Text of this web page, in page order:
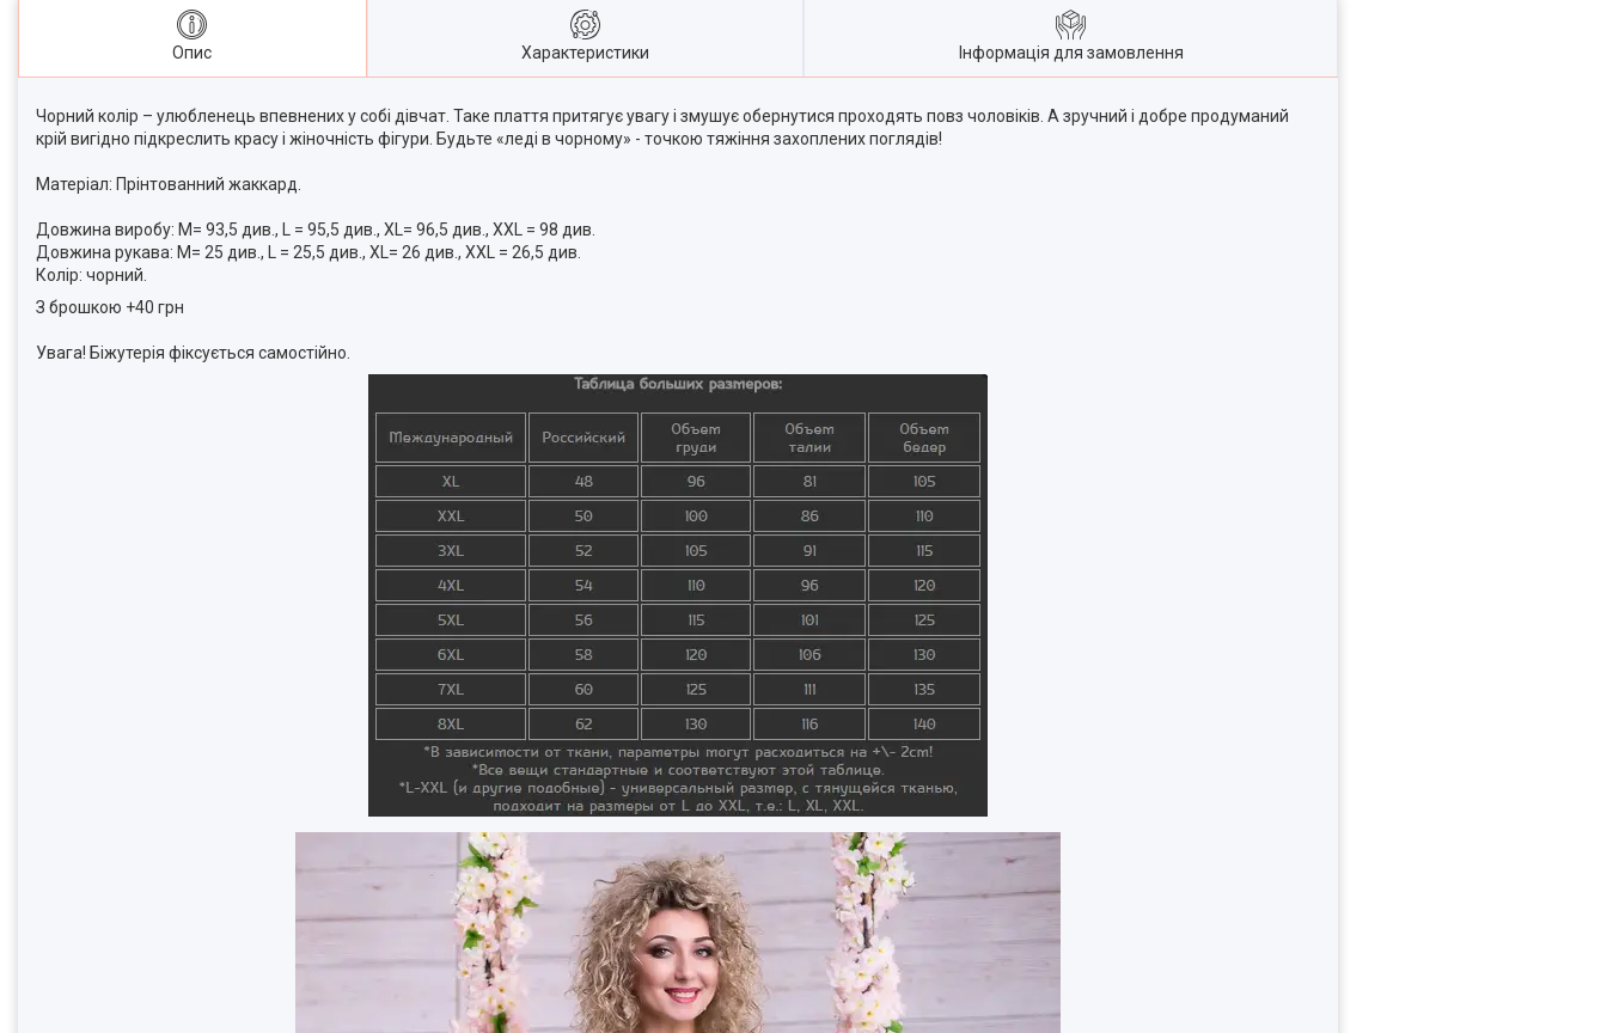
Опис Характеристики Інформація для замовлення
Чорний колір – улюбленець впевнених у собі дівчат. Таке плаття притягує увагу і змушує обернутися проходять повз чоловіків. А зручний і добре продуманий
крій вигідно підкреслить красу і жіночність фігури. Будьте «леді в чорному» - точкою тяжіння захоплених поглядів!
Матеріал: Прінтованний жаккард.
Довжина виробу: M= 93,5 див., L = 95,5 див., XL= 96,5 див., XХL = 98 див.
Довжина рукава: M= 25 див., L = 25,5 див., XL= 26 див., XХL = 26,5 див.
Колір: чорний.
З брошкою +40 грн
Увага! Біжутерія фіксується самостійно.